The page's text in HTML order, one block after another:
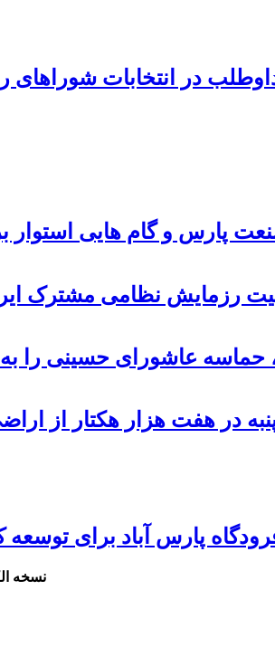
پارس و گام هایی استوار
رزمایش نظامی مشترک
حماسه عاشورای حسینی را
در هفت هزار هکتار از
پارس آباد برای
نسخه